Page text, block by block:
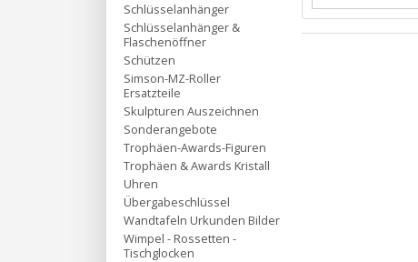
Schlüsselanhänger
Schlüsselanhänger &
Flaschenöffner
Schützen
Simson-MZ-Roller
Ersatzteile
Skulpturen Auszeichnen
Sonderangebote
Trophäen-Awards-Figuren
Trophäen & Awards Kristall
Uhren
Übergabeschlüssel
Wandtafeln Urkunden Bilder
Wimpel - Rossetten -
Tischglocken